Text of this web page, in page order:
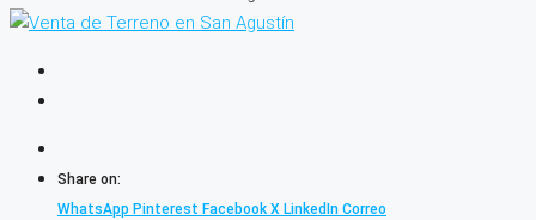
Share on:
WhatsApp Pinterest Facebook X LinkedIn Correo